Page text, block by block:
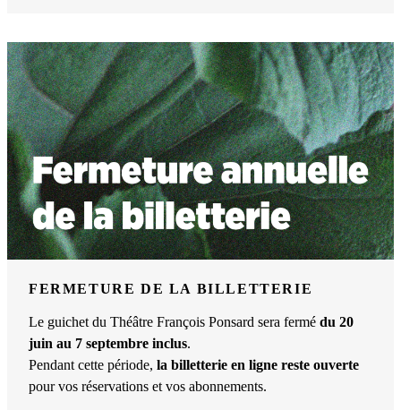
FERMETURE DE LA BILLETTERIE
Le guichet du Théâtre François Ponsard sera fermé du 20
juin au 7 septembre inclus.
Pendant cette période, la billetterie en ligne reste ouverte
pour vos réservations et vos abonnements.